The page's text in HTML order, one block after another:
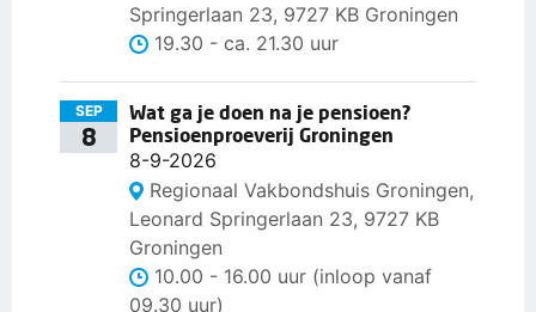
Springerlaan 23, 9727 KB Groningen
19.30 - ca. 21.30 uur
SEP
8
Wat ga je doen na je pensioen?
Pensioenproeverij Groningen
8-9-2026
Regionaal Vakbondshuis Groningen,
Leonard Springerlaan 23, 9727 KB
Groningen
10.00 - 16.00 uur (inloop vanaf
09.30 uur)